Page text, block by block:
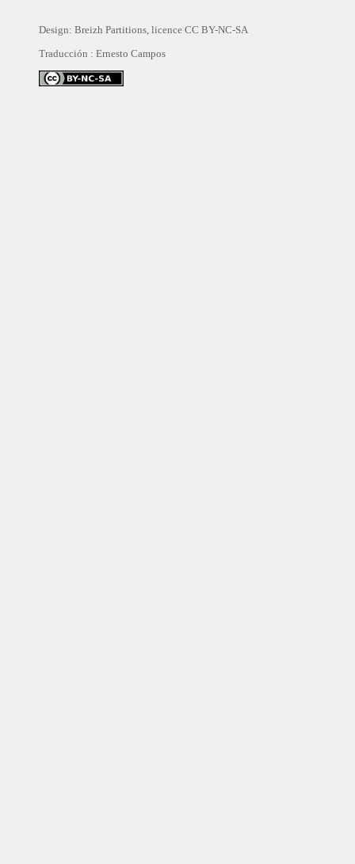
Design: Breizh Partitions, licence CC BY-NC-SA
Traducción : Ernesto Campos